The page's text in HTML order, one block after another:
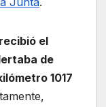
el
de
1017